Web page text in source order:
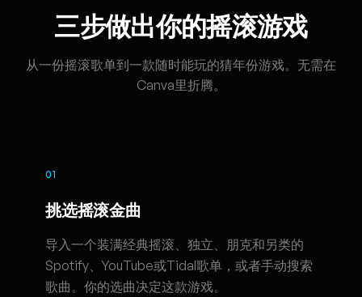
三步做出你的摇滚游戏
从一份摇滚歌单到一款随时能玩的猜年份游戏。无需在
Canva里折腾。
01
挑选摇滚金曲
导入一个装满经典摇滚、独立、朋克和另类的
Spotify、YouTube或Tidal歌单，或者手动搜索
歌曲。你的选曲决定这款游戏。